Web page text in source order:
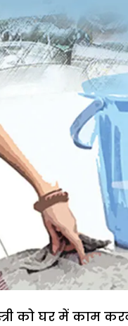
को घर में काम करने